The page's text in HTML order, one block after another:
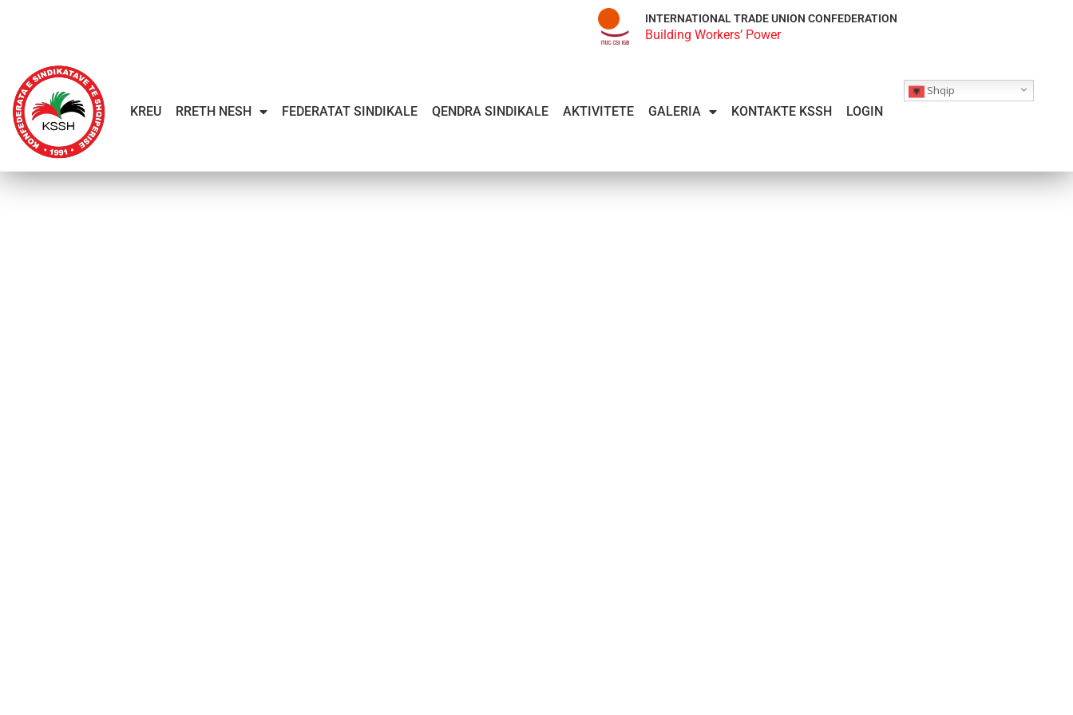
INTERNATIONAL TRADE UNION CONFEDERATION
Building Workers’ Power
KREU RRETH NESH FEDERATAT SINDIKALE QENDRA SINDIKALE AKTIVITETE GALERIA KONTAKTE KSSH LOGIN
Shqip